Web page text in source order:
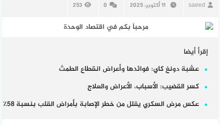
saeed 11 أكتوبر، 2025 0
253
إقرأ أيضا
عشبة دونغ كاي: فوائدها وأعراض انقطاع الطمث
كسر القضيب: الأسباب، الأعراض والعلاج
عكس مرض السكري يقلل من خطر الإصابة بأمراض القلب بنسبة 58٪